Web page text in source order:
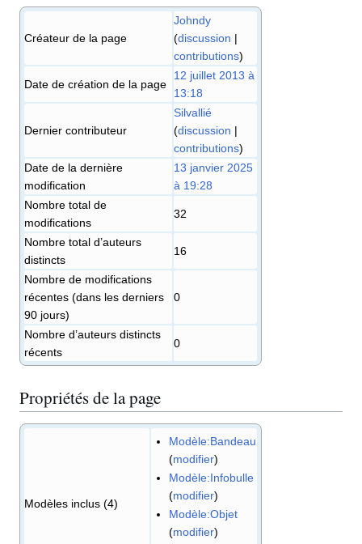
Créateur de la page
Johndy
(discussion |
contributions)
Date de création de la page
12 juillet 2013 à
13:18
Dernier contributeur
Silvallié
(discussion |
contributions)
Date de la dernière
modification
13 janvier 2025
à 19:28
Nombre total de
modifications
32
Nombre total d’auteurs
distincts
16
Nombre de modifications
récentes (dans les derniers
90 jours)
0
Nombre d’auteurs distincts
récents
0
Propriétés de la page
Modèles inclus (4)
Modèle:Bandeau
(modifier)
Modèle:Infobulle
(modifier)
Modèle:Objet
(modifier)